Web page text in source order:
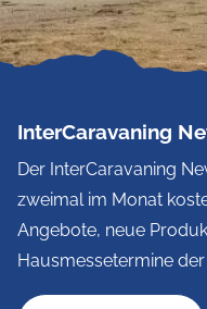
InterCaravaning
Der InterCaravaning
zweimal im Monat
Angebote, neue
Hausmessetermine der